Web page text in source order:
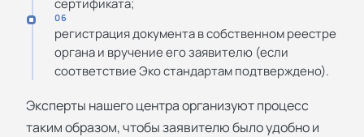
06
регистрация документа в собственном реестре
органа и вручение его заявителю (если
соответствие Эко стандартам подтверждено).
Эксперты нашего центра организуют процесс
таким образом, чтобы заявителю было удобно и